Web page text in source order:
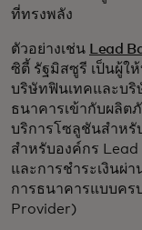
ที่ทรงพลัง
ตัวอย่างเช่น Lead
ซิตี้ รัฐมิสซูรี เป็นผู้ใ
บริษัทฟินเทคและบริ
ธนาคารเข้ากับผลิต
บริการโซลูชันสำหรั
สำหรับองค์กร
และการชำระเงินผ่
การธนาคารแบบคร
Provider)